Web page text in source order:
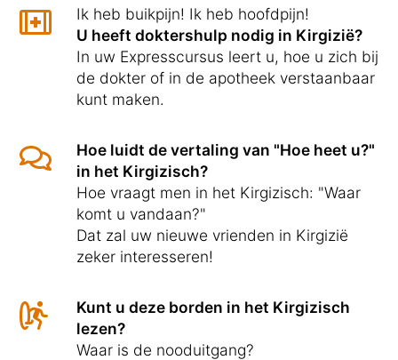
Ik heb buikpijn! Ik heb hoofdpijn!
U heeft doktershulp nodig in Kirgizië?
In uw Expresscursus leert u, hoe u zich bij
de dokter of in de apotheek verstaanbaar
kunt maken.
Hoe luidt de vertaling van "Hoe heet u?"
in het Kirgizisch?
Hoe vraagt men in het Kirgizisch: "Waar
komt u vandaan?"
Dat zal uw nieuwe vrienden in Kirgizië
zeker interesseren!
Kunt u deze borden in het Kirgizisch
lezen?
Waar is de nooduitgang?